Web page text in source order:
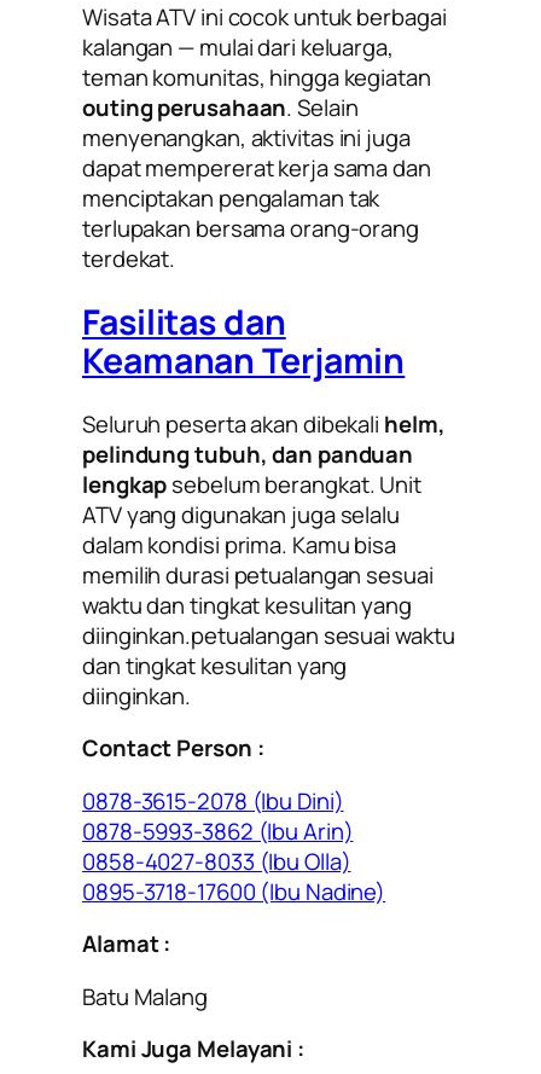
Wisata ATV ini cocok untuk berbagai
kalangan — mulai dari keluarga,
teman komunitas, hingga kegiatan
outing perusahaan. Selain
menyenangkan, aktivitas ini juga
dapat mempererat kerja sama dan
menciptakan pengalaman tak
terlupakan bersama orang-orang
terdekat.
Fasilitas dan
Keamanan Terjamin
Seluruh peserta akan dibekali helm,
pelindung tubuh, dan panduan
lengkapsebelum berangkat. Unit
ATV yang digunakan juga selalu
dalam kondisi prima. Kamu bisa
memilih durasi petualangan sesuai
waktu dan tingkat kesulitan yang
diinginkan.petualangan sesuai waktu
dan tingkat kesulitan yang
diinginkan.
Contact Person :
0878-3615-2078 (Ibu Dini)
0878-5993-3862 (Ibu Arin)
0858-4027-8033 (Ibu Olla)
0895-3718-17600 (Ibu Nadine)
Alamat :
Batu Malang
Kami Juga Melayani :